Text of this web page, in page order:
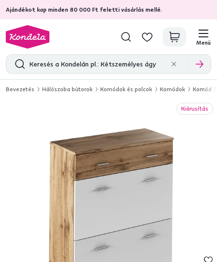
Ajándékot kap minden 80 000 Ft feletti vásárlás mellé.
4,7 31 285 ellenőrzött termékértékelések
Menü
Bevezetés Hálószoba bútorok Komódok és polcok Komódok Komód
Kiárusítás